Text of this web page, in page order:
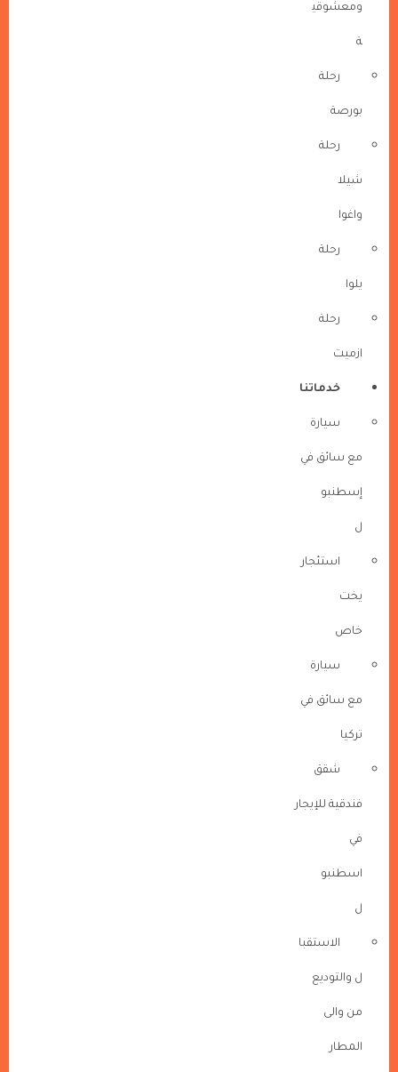
ومعشوقي
ة
رحلة
بورصة
رحلة
شيلا
واغوا
رحلة
يلوا
رحلة
ازميت
خدماتنا
سيارة
مع سائق في
إسطنبو
ل
استئجار
يخت
خاص
سيارة
مع سائق في
تركيا
شقق
فندقية للإيجار
في
اسطنبو
ل
الاستقبا
ل والتوديع
من والى
المطار